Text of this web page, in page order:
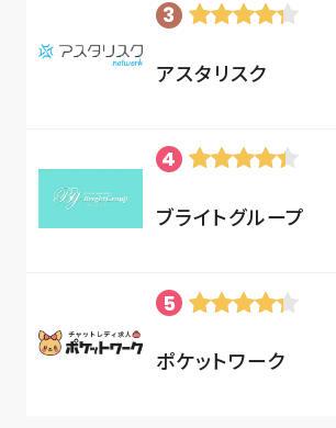
アスタリスク
ブライトグループ
ポケットワーク